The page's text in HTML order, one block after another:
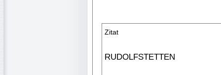
Zitat
RUDOLFSTETTEN